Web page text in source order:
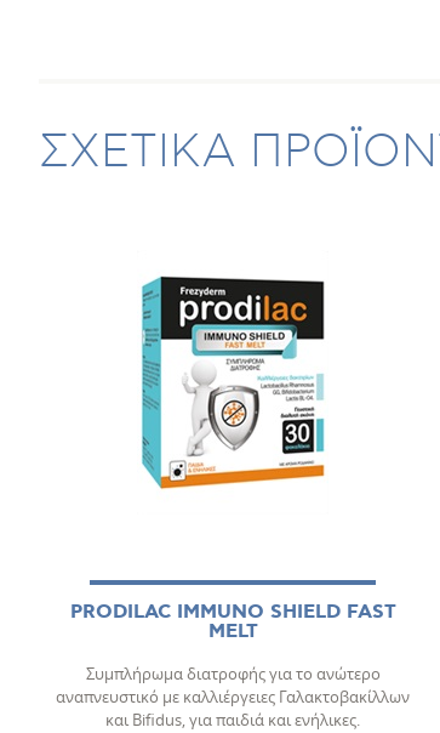
ΣΧΕΤΙΚΑ
PRODILAC IMMUNO SHIELD FAST
MELT
Συμπλήρωμα διατροφής για το ανώτερο
αναπνευστικό με καλλιέργειες Γαλακτοβακίλλων
και Bifidus, για παιδιά και ενήλικες.